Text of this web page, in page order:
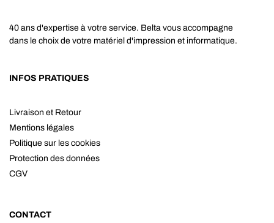
40 ans d'expertise à votre service. Belta vous accompagne
dans le choix de votre matériel d'impression et informatique.
INFOS PRATIQUES
Livraison et Retour
Mentions légales
Politique sur les cookies
Protection des données
CGV
CONTACT